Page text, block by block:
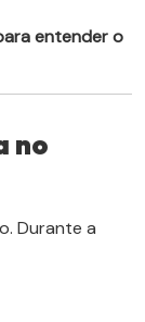
entender o
no
Durante a